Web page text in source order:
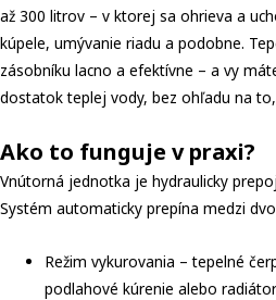
až 300 litrov – v ktorej sa ohrieva a
kúpele, umývanie riadu a podobne.
zásobníku lacno a efektívne – a vy
dostatok teplej vody, bez ohľadu na
Ako to funguje v praxi?
Vnútorná jednotka je hydraulicky
Systém automaticky prepína medzi
Režim vykurovania – tepelné
podlahové kúrenie alebo